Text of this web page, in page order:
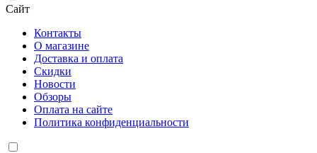
Сайт
Контакты
О магазине
Доставка и оплата
Скидки
Новости
Обзоры
Оплата на сайте
Политика конфиденциальности